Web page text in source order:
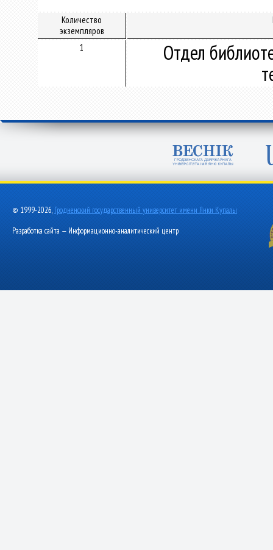
Количество
экземпляров
1
Отдел
© 1999-2026, Гродненский государственный университет имени Янки Купалы
Разработка сайта — Информационно-аналитический центр